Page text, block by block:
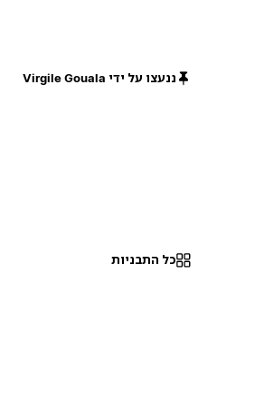
ננעצו על ידי Virgile Gouala
כל התבניות